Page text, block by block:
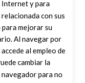
Leer Más
y para
con sus
mejorar su
Al navegar por
al empleo de
cambiar la
para no